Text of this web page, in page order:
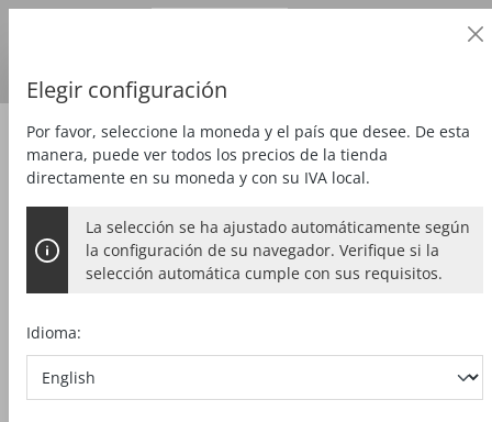
Zubehör Accesorios especiales
ADAPTADOR PARA CARRO DE
TRANSPORTE ZSX EC
Bildergalerie überspringen
Elegir configuración
Por favor, seleccione la moneda y el país que desee. De esta
manera, puede ver todos los precios de la tienda
directamente en su moneda y con su IVA local.
La selección se ha ajustado automáticamente según
la configuración de su navegador. Verifique si la
selección automática cumple con sus requisitos.
Idioma: